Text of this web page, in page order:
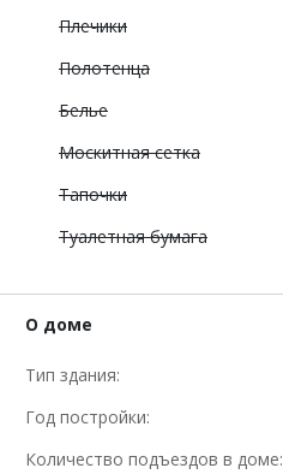
Плечики
Полотенца
Белье
Москитная сетка
Тапочки
Туалетная бумага
О доме
Тип здания:
Год постройки:
Количество подъездов в доме: